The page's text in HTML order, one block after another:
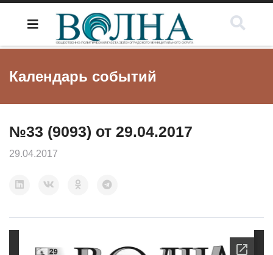
Календарь событий
№33 (9093) от 29.04.2017
29.04.2017